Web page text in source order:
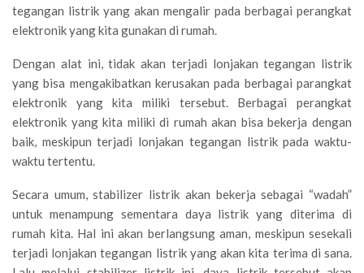
tegangan listrik yang akan mengalir pada berbagai perangkat
elektronik yang kita gunakan di rumah.
Dengan alat ini, tidak akan terjadi lonjakan tegangan listrik
yang bisa mengakibatkan kerusakan pada berbagai parangkat
elektronik yang kita miliki tersebut. Berbagai perangkat
elektronik yang kita miliki di rumah akan bisa bekerja dengan
baik, meskipun terjadi lonjakan tegangan listrik pada waktu-
waktu tertentu.
Secara umum, stabilizer listrik akan bekerja sebagai “wadah”
untuk menampung sementara daya listrik yang diterima di
rumah kita. Hal ini akan berlangsung aman, meskipun sesekali
terjadi lonjakan tegangan listrik yang akan kita terima di sana.